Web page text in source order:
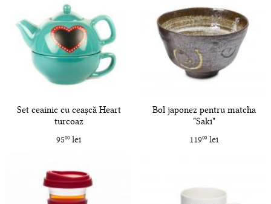
Set ceainic cu ceașcă Heart
turcoaz
9500lei
Bol japonez pentru matcha
"Saki"
11900 lei